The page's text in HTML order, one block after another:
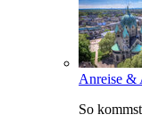
Anreise &
So